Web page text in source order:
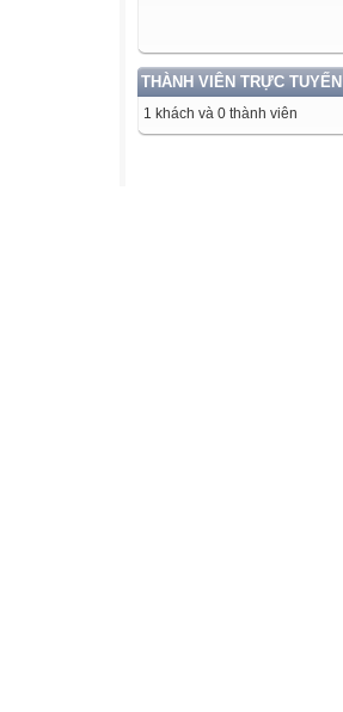
THÀNH VIÊN TRỰC TUYẾN
1 khách và 0 thành viên